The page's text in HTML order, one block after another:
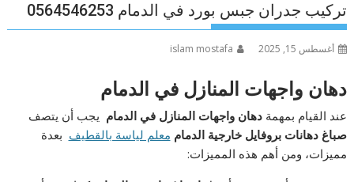
تركيب جدران جبس بورد في الدمام 0564546253
أغسطس 15, 2025 islam mostafa
دهان واجهات المنازل في الدمام
عند القيام بمهمةدهان واجهات المنازل في الدمام يجب أن يتصف
صباغ دهانات بروفايل خارجية الدمام معلم لياسة بالقطيف بعدة
مميزات، ومن أهم هذه المميزات: